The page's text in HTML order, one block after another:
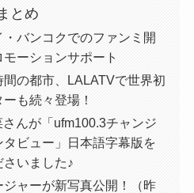
とめ
バンコクでのファンミ開
ーションサポート
の都市、LALATVで世界初
も続々登場！
んが「ufm100.3チャンジ
タビュー」日本語字幕版を
さいました♪
ャーが新写真公開！（昨